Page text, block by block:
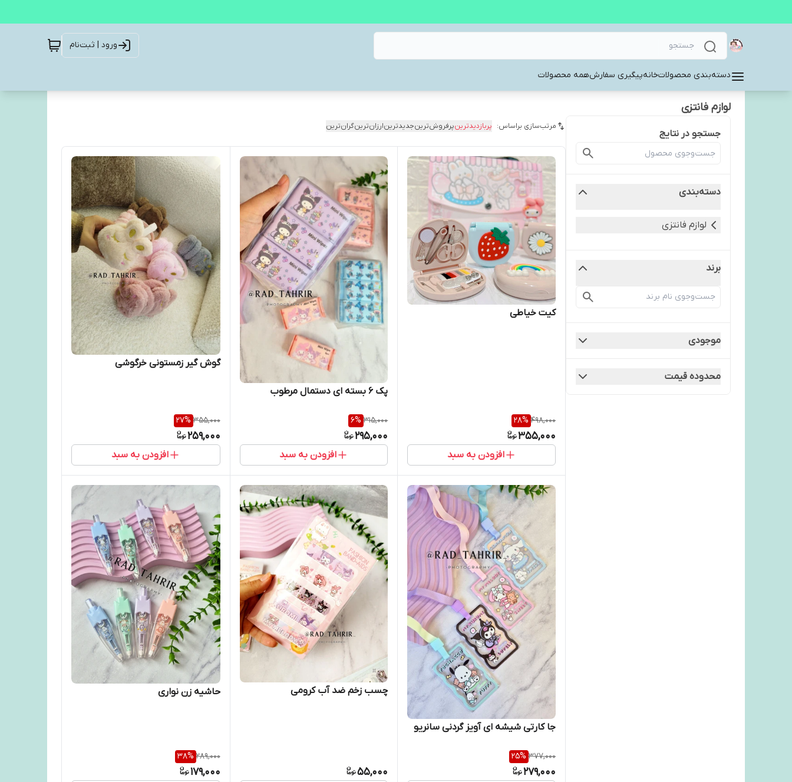
ورود | ثبت‌نام
دسته‌بندی محصولاتخانهپیگیری سفارشهمه محصولات
لوازم فانتزی
جستجو در نتایج
دسته‌بندی
لوازم فانتزی
برند
موجودی
محدوده قیمت
مرتب‌سازی براساس: پربازدیدترینپرفروش‌ترینجدیدترینارزان‌ترینگران‌ترین
کیت خیاطی
498,000
28%
355,000
افزودن به سبد
پک ۶ بسته ای دستمال مرطوب
315,000
6%
295,000
افزودن به سبد
گوش گیر زمستونی خرگوشی
355,000
27%
259,000
افزودن به سبد
جا کارتی شیشه ای آویز گردنی سانریو
377,000
25%
279,000
چسب زخم ضد آب کرومی
55,000
حاشیه زن نواری
289,000
38%
179,000